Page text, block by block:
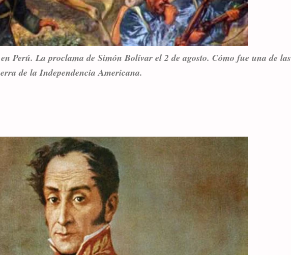
Perú. La proclama de Simón Bolívar el 2 de agosto. Cómo fue una de las
de la Independencia Americana.